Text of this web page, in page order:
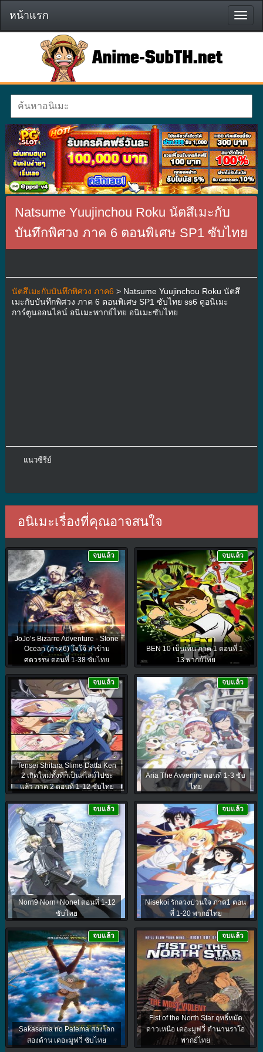
หน้า
แรก
หน้าแรก
Natsume Yuujinchou Roku นัตสึเมะกับ
บันทึกพิศวง ภาค 6 ตอนพิเศษ SP1 ซับไทย
นัตสึเมะกับบันทึกพิศวง ภาค6 > Natsume Yuujinchou Roku นัตสึ
เมะกับบันทึกพิศวง ภาค 6 ตอนพิเศษ SP1 ซับไทย ss6 ดูอนิเมะ
การ์ตูนออนไลน์ อนิเมะพากย์ไทย อนิเมะซับไทย
แนวซีรีย์
อนิเมะเรื่องที่คุณอาจสนใจ
JoJo’s Bizarre Adventure - Stone
Ocean (ภาค6) โจโจ้ ล่าข้าม
ศตวรรษ ตอนที่ 1-38 ซับไทย
จบแล้ว
BEN 10 เบ็นเท็น ภาค 1 ตอนที่ 1-
13 พากย์ไทย
จบแล้ว
Tensei Shitara Slime Datta Ken
2 เกิดใหม่ทั้งทีก็เป็นสไลม์ไปซะ
แล้ว ภาค 2 ตอนที่ 1-12 ซับไทย
จบแล้ว
Aria The Avvenire ตอนที่ 1-3 ซับ
ไทย
จบแล้ว
Norn9 Norn+Nonet ตอนที่ 1-12
ซับไทย
จบแล้ว
Nisekoi รักลวงป่วนใจ ภาค1 ตอน
ที่ 1-20 พากย์ไทย
จบแล้ว
Sakasama no Patema สองโลก
สองด้าน เดอะมูฟวี่ ซับไทย
จบแล้ว
Fist of the North Star ฤทธิ์หมัด
ดาวเหนือ เดอะมูฟวี่ ตำนานราโอ
พากย์ไทย
จบแล้ว